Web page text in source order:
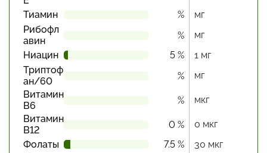
Тиамин
%
мг
Рибофл
авин
%
мг
Ниацин
5 %
1 мг
Триптоф
ан/60
%
мг
Витамин
В6
%
мкг
Витамин
В12
0 %
0 мкг
Фолаты
7.5 %
30 мкг